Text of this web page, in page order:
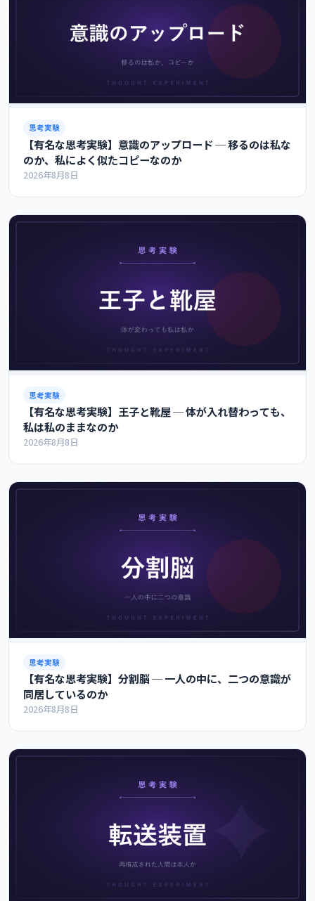
思考実験
【有名な思考実験】意識のアップロード ─ 移るのは私な
のか、私によく似たコピーなのか
2026年8月8日
思考実験
【有名な思考実験】王子と靴屋 ─ 体が入れ替わっても、
私は私のままなのか
2026年8月8日
思考実験
【有名な思考実験】分割脳 ─ 一人の中に、二つの意識が
同居しているのか
2026年8月8日